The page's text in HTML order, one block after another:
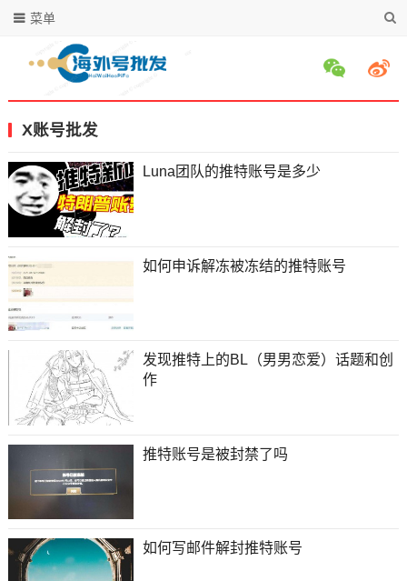
菜单
X账号批发
Luna团队的推特账号是多少
如何申诉解冻被冻结的推特账号
发现推特上的BL（男男恋爱）话题和创
作
推特账号是被封禁了吗
如何写邮件解封推特账号